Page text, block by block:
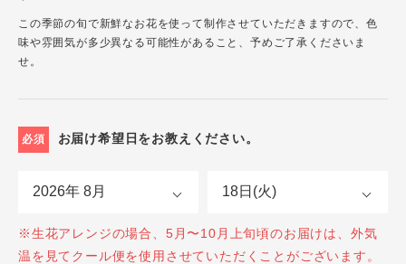
この季節の旬で新鮮なお花を使って制作させていただきますので、色
味や雰囲気が多少異なる可能性があること、予めご了承くださいま
せ。
必須 お届け希望日をお教えください。
※生花アレンジの場合、5月〜10月上旬頃のお届けは、外気
温を見てクール便を使用させていただくことがございます。